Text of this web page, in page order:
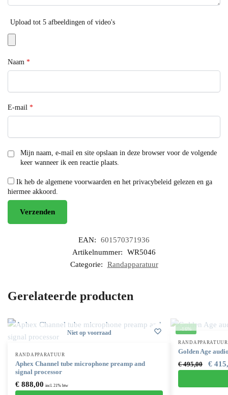
Upload tot 5 afbeeldingen of video's
Naam *
E-mail *
Mijn naam, e-mail en site opslaan in deze browser voor de volgende
keer wanneer ik een reactie plaats.
Ik heb de algemene voorwaarden en het privacybeleid gelezen en ga
hiermee akkoord.
EAN:
601570371936
Artikelnummer:
WR5046
Categorie:
Randapparatuur
Gerelateerde producten
Niet op voorraad
RANDAPPARATUUR
Aphex Channel tube microphone preamp and
signal processor
€ 888,00 incl. 21% btw
-16%
RANDAPPARATUUR
Golden Age
€495,00 €